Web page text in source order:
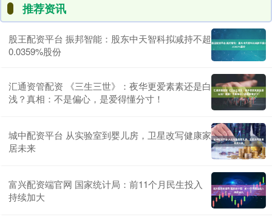
推荐资讯
股王配资平台 振邦智能：股东中天智科拟减持不超
0.0359%股份
汇通资管配资 《三生三世》：夜华更爱素素还是白
浅？真相：不是偏心，是爱得懂分寸！
城中配资平台 从实验室到婴儿房，卫星改写健康家
居未来
富兴配资端官网 国家统计局：前11个月民生投入
持续加大